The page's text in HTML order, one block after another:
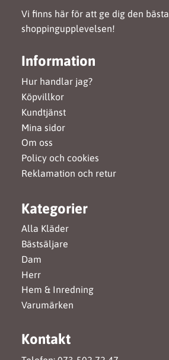
Vi finns här för att ge dig den bästa
shoppingupplevelsen!
Information
Hur handlar jag?
Köpvillkor
Kundtjänst
Mina sidor
Om oss
Policy och cookies
Reklamation och retur
Kategorier
Alla Kläder
Bästsäljare
Dam
Herr
Hem & Inredning
Varumärken
Kontakt